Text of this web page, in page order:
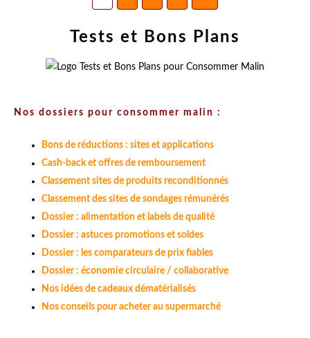
Tests et Bons Plans
Nos dossiers pour consommer malin :
Bons de réductions : sites et applications
Cash-back et offres de remboursement
Classement sites de produits reconditionnés
Classement des sites de sondages rémunérés
Dossier : alimentation et labels de qualité
Dossier : astuces promotions et soldes
Dossier : les comparateurs de prix fiables
Dossier : économie circulaire / collaborative
Nos idées de cadeaux dématérialisés
Nos conseils pour acheter au supermarché